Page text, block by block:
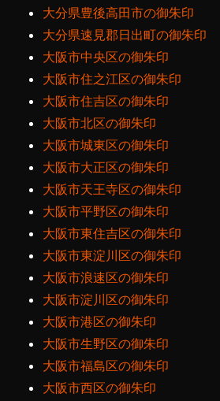
大分県豊後高田市の御朱印
大分県速見郡日出町の御朱印
大阪市中央区の御朱印
大阪市住之江区の御朱印
大阪市住吉区の御朱印
大阪市北区の御朱印
大阪市城東区の御朱印
大阪市大正区の御朱印
大阪市天王寺区の御朱印
大阪市平野区の御朱印
大阪市東住吉区の御朱印
大阪市東淀川区の御朱印
大阪市浪速区の御朱印
大阪市淀川区の御朱印
大阪市港区の御朱印
大阪市生野区の御朱印
大阪市福島区の御朱印
大阪市西区の御朱印